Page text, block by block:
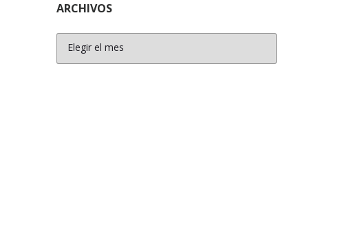
ARCHIVOS